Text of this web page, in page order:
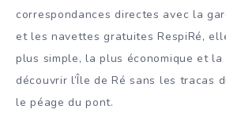
correspondances directes avec la
et les navettes gratuites RespiRé,
plus simple, la plus économique et
découvrir l’Île de Ré sans les tracas
le péage du pont.